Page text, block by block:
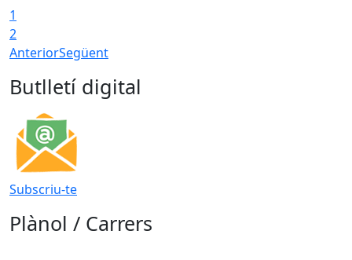
1
2
AnteriorSegüent
Butlletí digital
Subscriu-te
Plànol / Carrers